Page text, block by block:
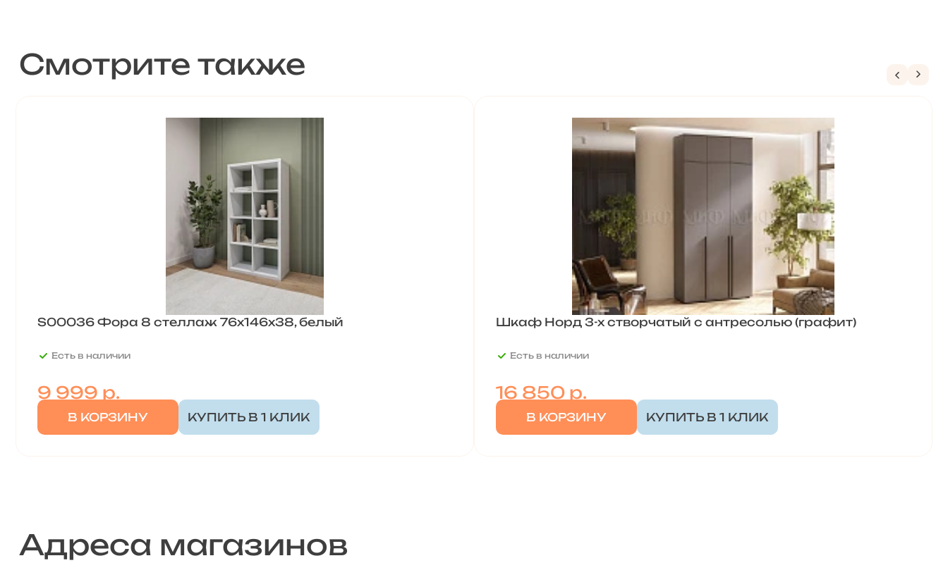
Смотрите также
S00036 Фора 8 стеллаж 76х146х38, белый
Есть в наличии
9 999 р.
В КОРЗИНУ КУПИТЬ В 1 КЛИК
Шкаф Норд 3-х створчатый с антресолью (графит)
Есть в наличии
16 850р.
В КОРЗИНУ КУПИТЬ В 1 КЛИК
Адреса магазинов